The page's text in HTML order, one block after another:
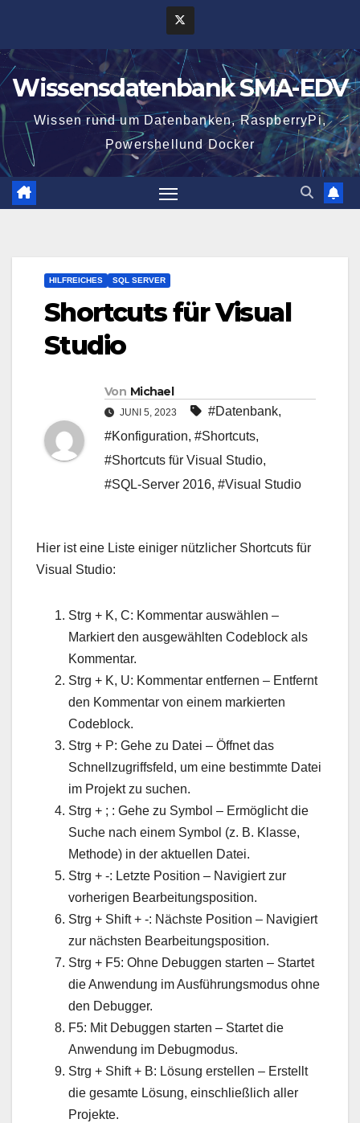
springen
Wissensdatenbank SMA-EDV
Wissen rund um Datenbanken, RaspberryPi,
Powershellund Docker
HILFREICHES SQL SERVER
Shortcuts für Visual
Studio
Von Michael
JUNI 5, 2023 #Datenbank,
#Konfiguration, #Shortcuts,
#Shortcuts für Visual Studio,
#SQL-Server 2016, #Visual Studio
Hier ist eine Liste einiger nützlicher Shortcuts für
Visual Studio:
Strg + K, C: Kommentar auswählen –
Markiert den ausgewählten Codeblock als
Kommentar.
Strg + K, U: Kommentar entfernen – Entfernt
den Kommentar von einem markierten
Codeblock.
Strg + P: Gehe zu Datei – Öffnet das
Schnellzugriffsfeld, um eine bestimmte Datei
im Projekt zu suchen.
Strg + ; : Gehe zu Symbol – Ermöglicht die
Suche nach einem Symbol (z. B. Klasse,
Methode) in der aktuellen Datei.
Strg + -: Letzte Position – Navigiert zur
vorherigen Bearbeitungsposition.
Strg + Shift + -: Nächste Position – Navigiert
zur nächsten Bearbeitungsposition.
Strg + F5: Ohne Debuggen starten – Startet
die Anwendung im Ausführungsmodus ohne
den Debugger.
F5: Mit Debuggen starten – Startet die
Anwendung im Debugmodus.
Strg + Shift + B: Lösung erstellen – Erstellt
die gesamte Lösung, einschließlich aller
Projekte.